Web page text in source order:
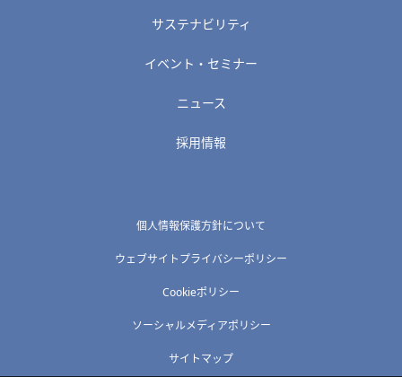
サステナビリティ
イベント・セミナー
ニュース
採用情報
個人情報保護方針について
ウェブサイトプライバシーポリシー
Cookieポリシー
ソーシャルメディアポリシー
サイトマップ